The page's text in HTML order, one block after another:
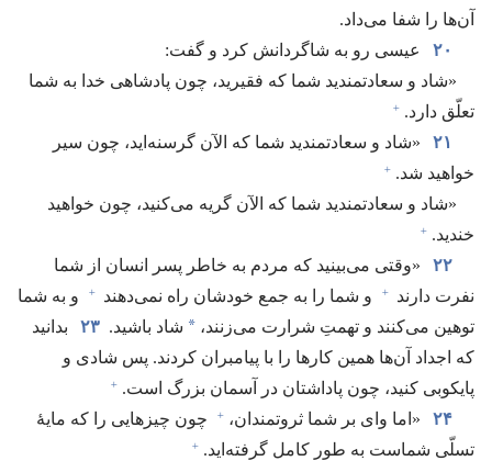
آن‌ها را شفا می‌داد.‏
۲۰
عیسی رو به شاگردانش کرد و گفت:‏
‏«شاد و سعادتمندید شما که فقیرید،‏ چون پادشاهی خدا به شما
تعلّق دارد.‏ +
۲۱
‏«شاد و سعادتمندید شما که الآن گرسنه‌اید،‏ چون سیر
خواهید شد.‏ +
‏«شاد و سعادتمندید شما که الآن گریه می‌کنید،‏ چون خواهید
خندید.‏ +
۲۲
‏«وقتی می‌بینید که مردم به خاطر پسر انسان از شما
نفرت دارند
+ و شما را به جمع خودشان راه نمی‌دهند +
و به شما
توهین می‌کنند و تهمتِ شرارت می‌زنند،‏ * شاد باشید.‏ ۲۳
بدانید
که اجداد آن‌ها همین کارها را با پیامبران کردند.‏ پس شادی و
پایکوبی کنید،‏ چون پاداشتان در آسمان بزرگ است.‏ +
۲۴ ‏«اما وای بر شما ثروتمندان،‏ +
چون چیزهایی را که مایهٔ
تسلّی شماست به طور کامل گرفته‌اید.‏ +